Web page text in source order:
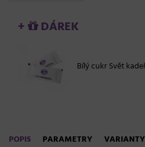
+ DÁREK
Bílý cukr Svět
POPIS PARAMETRY VARIANTY